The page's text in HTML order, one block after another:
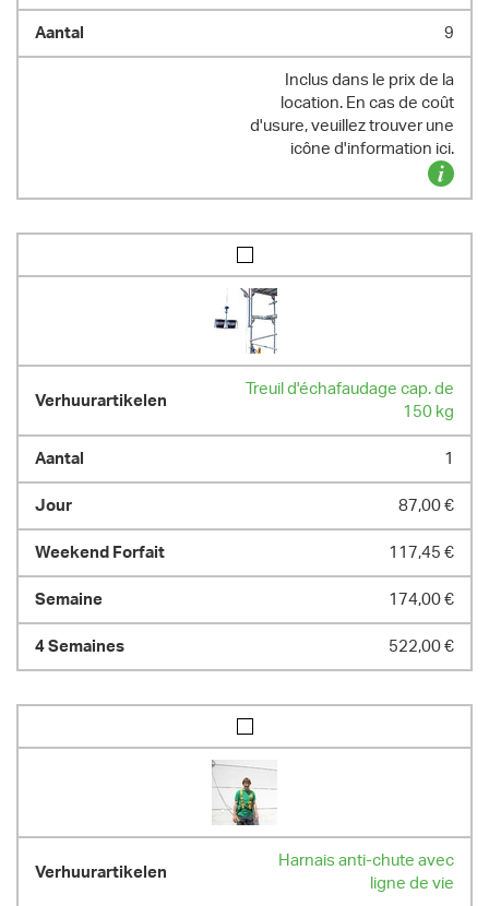
9
Inclus dans le prix de la
location. En cas de coût
d'usure, veuillez trouver une
icône d'information ici.
Treuil d'échafaudage cap. de
150 kg
1
87,00 €
117,45 €
174,00 €
522,00 €
Harnais anti-chute avec
ligne de vie